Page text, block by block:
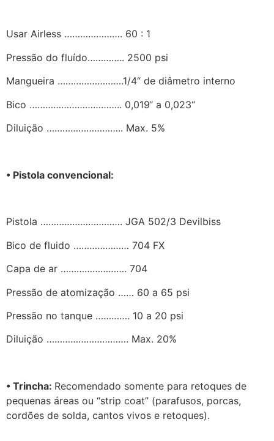
Usar Airless …………………. 60 : 1
Pressão do fluído………….. 2500 psi
Mangueira …………………….1/4“ de diâmetro interno
Bico …………………………….. 0,019“ a 0,023“
Diluição ……………………….. Max. 5%
• Pistola convencional:
Pistola …………………………. JGA 502/3 Devilbiss
Bico de fluido ………………… 704 FX
Capa de ar ……………………. 704
Pressão de atomização …… 60 a 65 psi
Pressão no tanque …………. 10 a 20 psi
Diluição …………………………. Max. 20%
• Trincha: Recomendado somente para retoques de
pequenas áreas ou “strip coat” (parafusos, porcas,
cordões de solda, cantos vivos e retoques).